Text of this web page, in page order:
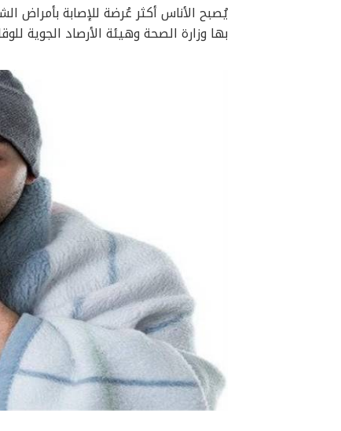
يُصبح الأناس أكثر عُرضة للإصابة بأمراض
بها وزارة الصحة وهيئة الأرصاد الجوية